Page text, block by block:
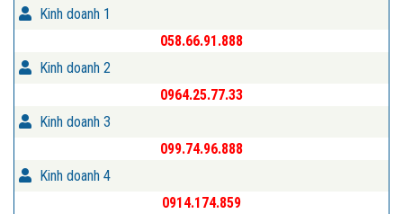
Kinh doanh 1
058.66.91.888
Kinh doanh 2
0964.25.77.33
Kinh doanh 3
099.74.96.888
Kinh doanh 4
0914.174.859